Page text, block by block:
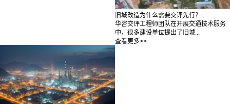
旧城改造为什么需要交评先行？
华咨交评工程师团队在开展交通技术服务
中，很多建设单位提出了旧城...
查看更多>>